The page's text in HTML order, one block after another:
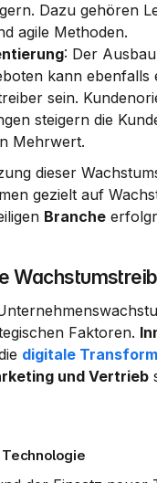
Dazu gehören
agile Methoden.
: Der
kann ebenfalls
sein.
steigern die
Mehrwert.
dieser
gezielt auf
Branche
Faktoren.
digitale
und Vertrieb